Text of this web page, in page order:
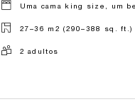
Uma cama king size, um
27–36 m2 (290–388 sq. ft.)
2 adultos